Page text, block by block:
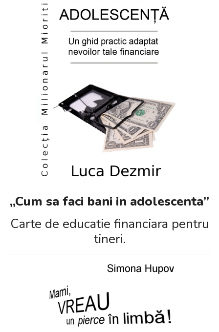
„Cum sa faci bani in adolescenta”
Carte de educatie financiara pentru
tineri.